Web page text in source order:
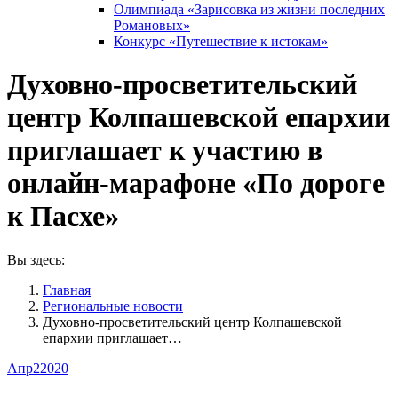
Олимпиада «Зарисовка из жизни последних
Романовых»
Конкурс «Путешествие к истокам»
Духовно-просветительский
центр Колпашевской епархии
приглашает к участию в
онлайн-марафоне «По дороге
к Пасхе»
Вы здесь:
Главная
Pегиональные новости
Духовно-просветительский центр Колпашевской
епархии приглашает…
Апр22020